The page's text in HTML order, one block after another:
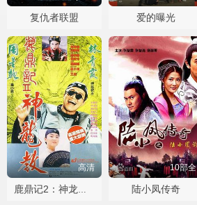
复仇者联盟 爱的曝光
高清
鹿鼎记2：神龙教粤语
10部全
陆小凤传奇